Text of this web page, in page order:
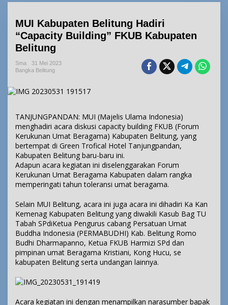
MUI Kabupaten Belitung Hadiri
“Capacity Building” FKUB Kabupaten
Belitung
Sma
31 Mei 2023
Bangka Belitung
TANJUNGPANDAN: MUI (Majelis Ulama Indonesia)
menghadiri acara diskusi capacity building FKUB (Forum
Kerukunan Umat Beragama) Kabupaten Belitung, yang
bertempat di Green Trofical Hotel Tanjungpandan,
Kabupaten Belitung baru-baru ini.
Adapun acara kegiatan ini diselenggarakan Forum
Kerukunan Umat Beragama Kabupaten dalam rangka
memperingati tahun toleransi umat beragama.
Selain MUI Belitung, acara ini juga acara ini dihadiri Ka Kan
Kemenag Kabupaten Belitung yang diwakili Kasub Bag TU
Tabah SPdiKetua Pengurus cabang Persatuan Umat
Buddha Indonesia (PERMABUDHI) Kab. Belitung Romo
Budhi Dharmapanno, Ketua FKUB Harmizi SPd dan
pimpinan umat Beragama Kristiani, Kong Hucu, se
kabupaten Belitung serta undangan lainnya.
Acara kegiatan ini dengan menampilkan narasumber bapak